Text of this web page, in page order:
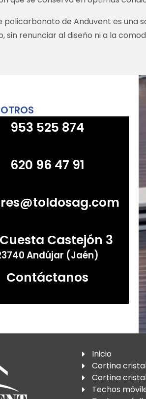
policarbonato de Anduvent es
sin renunciar al diseño ni a la
953 525 874
620 96 47 91
Castejón 3
Andújar (Jaén)
Contáctanos
Inicio
Cortina
Cortina
Techos